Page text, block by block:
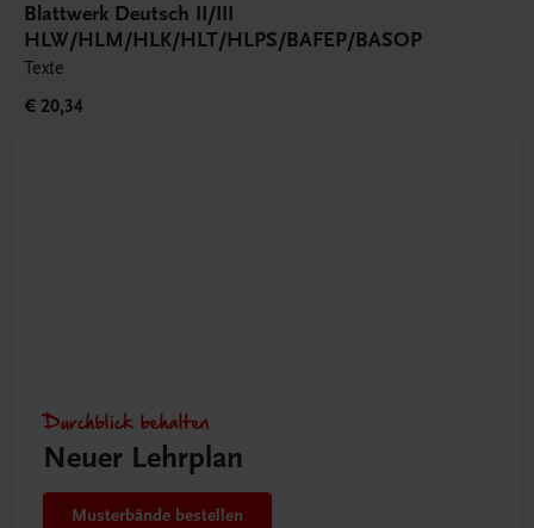
Blattwerk Deutsch II/III
HLW/HLM/HLK/HLT/HLPS/BAFEP/BASOP
Texte
€ 20,34
Durchblick behalten
Neuer Lehrplan
Musterbände bestellen